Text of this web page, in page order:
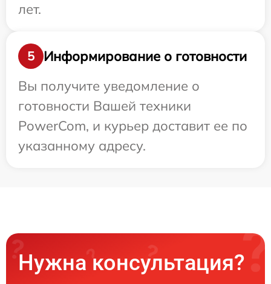
лет.
5
Информирование о готовности
Вы получите уведомление о
готовности Вашей техники
PowerCom, и курьер доставит ее по
указанному адресу.
Нужна консультация?